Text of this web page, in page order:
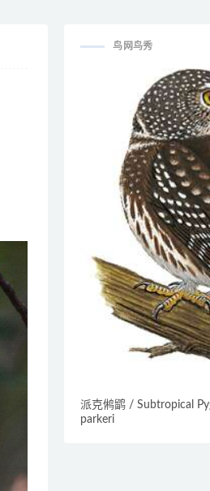
鸟网鸟秀
派克鸺鹠 / Subtropical
parkeri